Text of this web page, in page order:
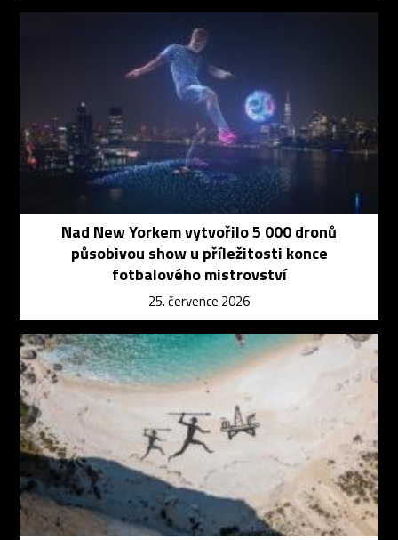
Nad New Yorkem vytvořilo 5 000 dronů
působivou show u příležitosti konce
fotbalového mistrovství
25. července 2026